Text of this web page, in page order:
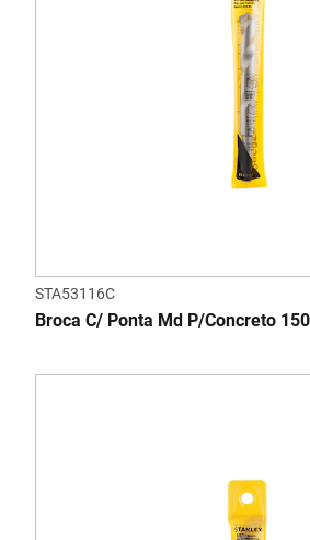
STA53116C
Broca C/ Ponta Md P/Concreto